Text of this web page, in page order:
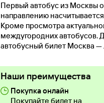
Первый автобус из Москвы
направлению
Кроме просмотра
междугородних автобусов.
автобусный билет Москва —
Наши преимущества
Покупка онлайн
Покупайте билет на